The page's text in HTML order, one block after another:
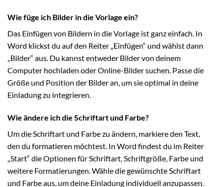
Wie füge ich Bilder in die Vorlage ein?
Das Einfügen von Bildern in die Vorlage ist ganz einfach. In
Word klickst du auf den Reiter „Einfügen“ und wählst dann
„Bilder“ aus. Du kannst entweder Bilder von deinem
Computer hochladen oder Online-Bilder suchen. Passe die
Größe und Position der Bilder an, um sie optimal in deine
Einladung zu integrieren.
Wie ändere ich die Schriftart und Farbe?
Um die Schriftart und Farbe zu ändern, markiere den Text,
den du formatieren möchtest. In Word findest du im Reiter
„Start“ die Optionen für Schriftart, Schriftgröße, Farbe und
weitere Formatierungen. Wähle die gewünschte Schriftart
und Farbe aus, um deine Einladung individuell anzupassen.